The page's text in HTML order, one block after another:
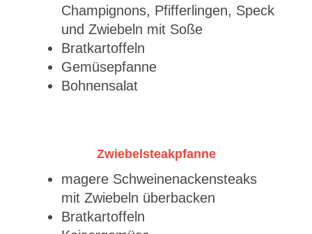
Champignons, Pfifferlingen, Speck
und Zwiebeln mit Soße
Bratkartoffeln
Gemüsepfanne
Bohnensalat
Zwiebelsteakpfanne
magere Schweinenackensteaks
mit Zwiebeln überbacken
Bratkartoffeln